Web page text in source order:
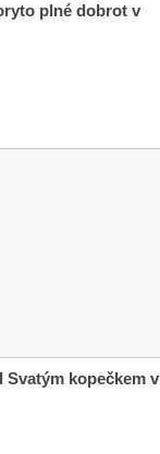
plné dobrot v
Svatým kopečkem v